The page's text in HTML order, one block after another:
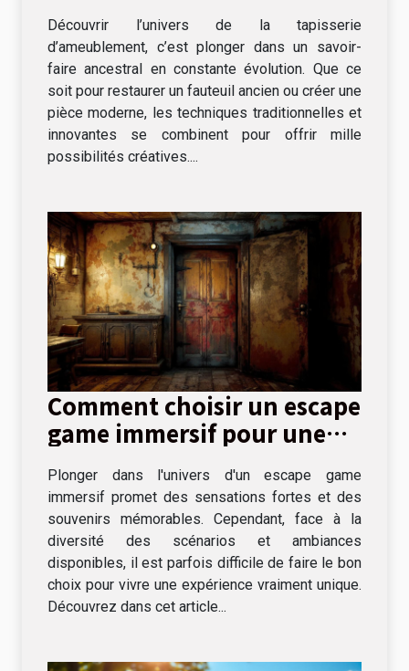
Découvrir l’univers de la tapisserie
d’ameublement, c’est plonger dans un savoir-
faire ancestral en constante évolution. Que ce
soit pour restaurer un fauteuil ancien ou créer une
pièce moderne, les techniques traditionnelles et
innovantes se combinent pour offrir mille
possibilités créatives....
Comment choisir un escape
game immersif pour une
Plonger dans l'univers d'un escape game
immersif promet des sensations fortes et des
souvenirs mémorables. Cependant, face à la
diversité des scénarios et ambiances
disponibles, il est parfois difficile de faire le bon
choix pour vivre une expérience vraiment unique.
Découvrez dans cet article...